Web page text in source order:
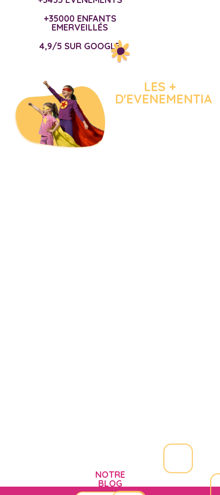
+35000 ENFANTS
EMERVEILLÉS
4,9/5 SUR GOOGLE
LES +
D'EVENEMENTIA
NOTRE
BLOG